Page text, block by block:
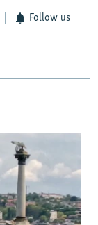
Follow us